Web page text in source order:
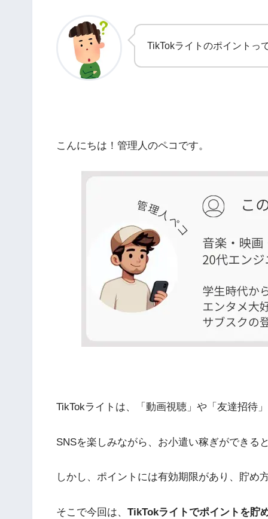
TikTokライトのポイントっ
こんにちは！管理人のペコです。
TikTokライトは、「動画視聴」や「友達招待
SNSを楽しみながら、お小遣い稼ぎができる
しかし、ポイントには有効期限があり、貯め
そこで今回は、 TikTokライトでポイントを貯